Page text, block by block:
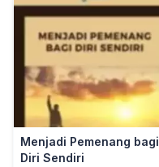
Menjadi Pemenang bagi
Diri Sendiri